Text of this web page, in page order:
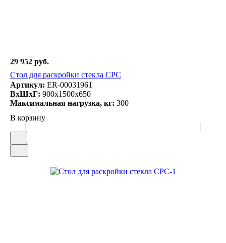
29 952 руб.
Стол для раскройки стекла СРС
Артикул: ER-00031961
ВxШxГ: 900x1500x650
Максимальная нагрузка, кг: 300
В корзину